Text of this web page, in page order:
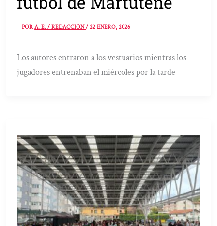
PORA. E. / REDACCIÓN/22 ENERO, 2026
Los autores entraron a los vestuarios mientras los
jugadores entrenaban el miércoles por la tarde